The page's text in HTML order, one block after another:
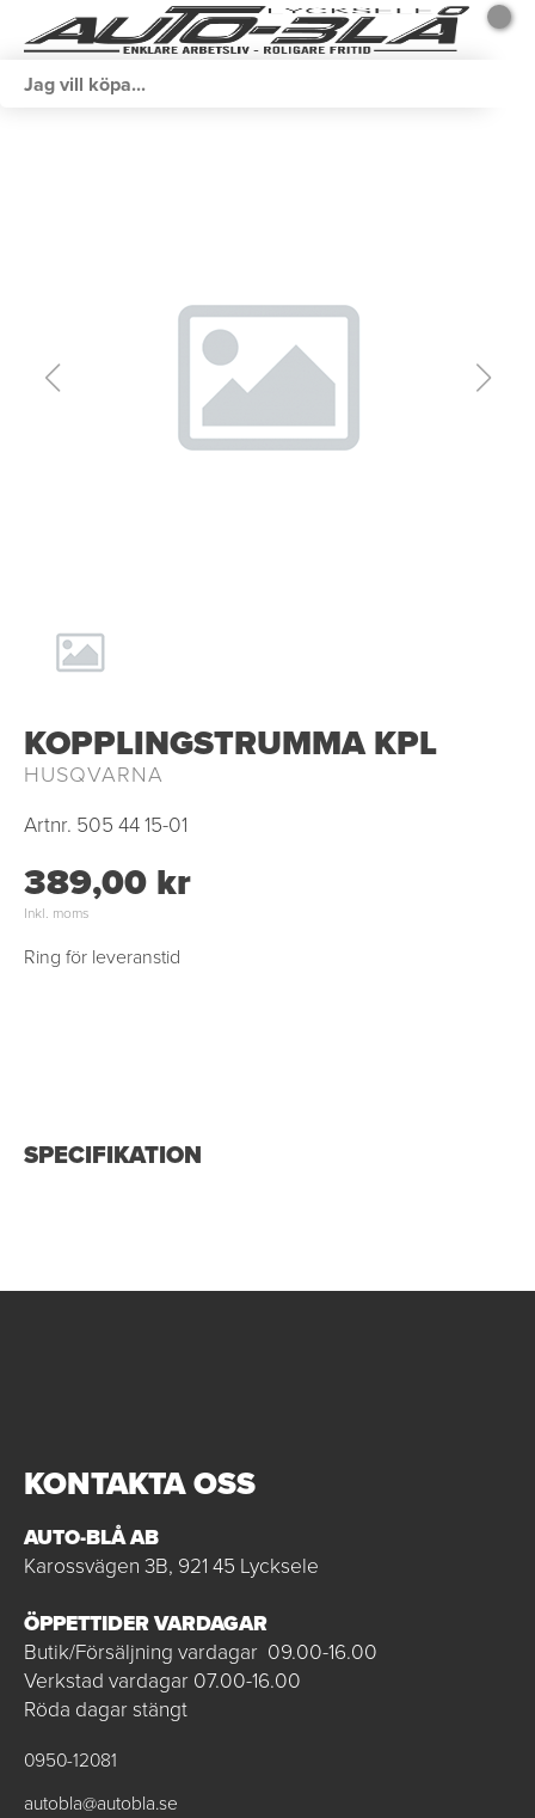
KOPPLINGSTRUMMA KPL
HUSQVARNA
Artnr. 505 44 15-01
389,00 kr
Inkl. moms
Ring för leveranstid
SPECIFIKATION
KONTAKTA OSS
AUTO-BLÅ AB
Karossvägen 3B, 921 45 Lycksele
ÖPPETTIDER VARDAGAR
Butik/Försäljning vardagar 09.00-16.00
Verkstad vardagar 07.00-16.00
Röda dagar stängt
0950-12081
autobla@autobla.se